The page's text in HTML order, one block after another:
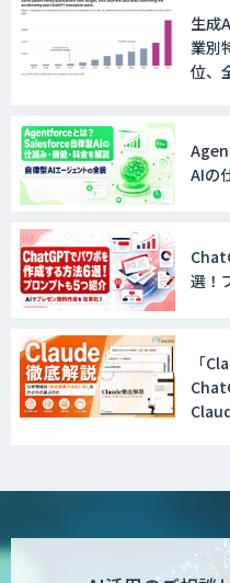
ファ）
データ
図面検
生成
業別
位、
AIの
選！
「